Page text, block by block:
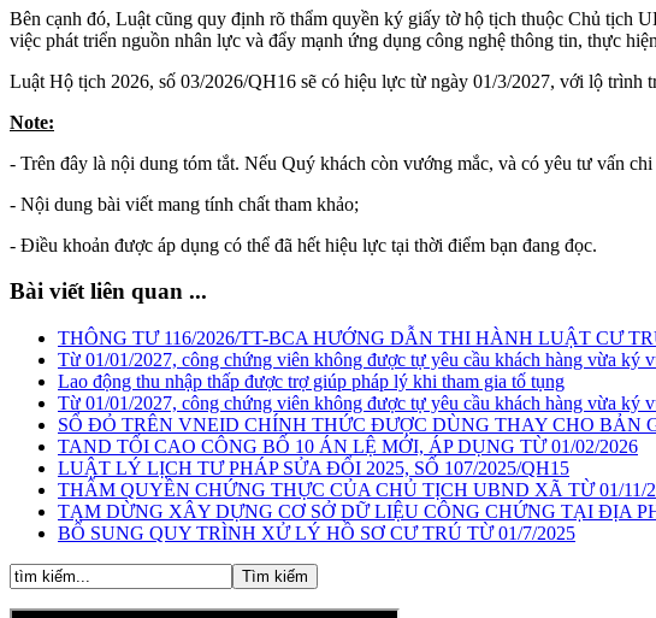
Bên cạnh đó, Luật cũng quy định rõ thẩm quyền ký giấy tờ hộ tịch thuộc Chủ tịch
việc phát triển nguồn nhân lực và đẩy mạnh ứng dụng công nghệ thông tin, thực
Luật Hộ tịch 2026, số 03/2026/QH16 sẽ có hiệu lực từ ngày 01/3/2027, với lộ trình
Note:
- Trên đây là nội dung tóm tắt. Nếu Quý khách còn vướng mắc, và có yêu tư vấn
- Nội dung bài viết mang tính chất tham khảo;
- Điều khoản được áp dụng có thể đã hết hiệu lực tại thời điểm bạn đang đọc.
Bài viết liên quan ...
THÔNG TƯ 116/2026/TT-BCA HƯỚNG DẪN THI HÀNH LUẬT CƯ
Từ 01/01/2027, công chứng viên không được tự yêu cầu khách hàng vừa ký
Lao động thu nhập thấp được trợ giúp pháp lý khi tham gia tố tụng
Từ 01/01/2027, công chứng viên không được tự yêu cầu khách hàng vừa ký
SỔ ĐỎ TRÊN VNEID CHÍNH THỨC ĐƯỢC DÙNG THAY CHO BẢN
TAND TỐI CAO CÔNG BỐ 10 ÁN LỆ MỚI, ÁP DỤNG TỪ 01/02/2026
LUẬT LÝ LỊCH TƯ PHÁP SỬA ĐỔI 2025, SỐ 107/2025/QH15
THẨM QUYỀN CHỨNG THỰC CỦA CHỦ TỊCH UBND XÃ TỪ 01/11/
TẠM DỪNG XÂY DỰNG CƠ SỞ DỮ LIỆU CÔNG CHỨNG TẠI ĐỊA
BỔ SUNG QUY TRÌNH XỬ LÝ HỒ SƠ CƯ TRÚ TỪ 01/7/2025